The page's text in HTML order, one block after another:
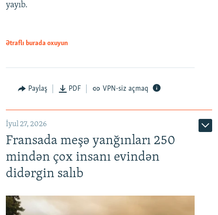
yayıb.
Ətraflı burada oxuyun
Paylaş PDF VPN-siz açmaq
İyul 27, 2026
Fransada meşə yanğınları 250
mindən çox insanı evindən
didərgin salıb